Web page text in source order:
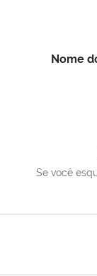
Nome
Se você